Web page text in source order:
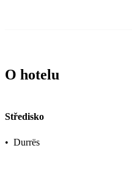
O hotelu
Středisko
• Durrës